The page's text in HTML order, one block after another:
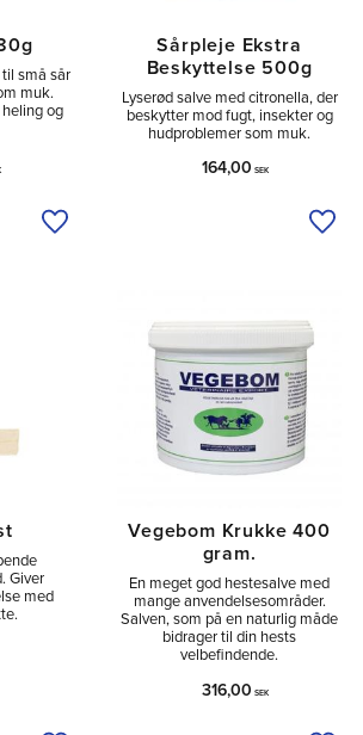
små sår
muk.
og
Tilføj til ønskeliste
Sårpleje Ekstra
Beskyttelse 500g
Lyserød salve med citronella, der
beskytter mod fugt, insekter og
hudproblemer som muk.
164,00 SEK
Giver
med
Vegebom Krukke 400
gram.
En meget god hestesalve med
mange anvendelsesområder.
Salven, som på en naturlig måde
bidrager til din hests
velbefindende.
316,00 SEK